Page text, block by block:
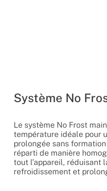
Système No
Le système No Frost
température idéale pour
prolongée sans
réparti de manière
tout l’appareil, réduisant
refroidissement et